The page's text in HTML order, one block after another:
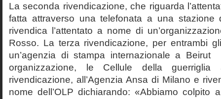
La seconda rivendicazione, che riguarda
fatta attraverso una telefonata a una stazione
rivendica l’attentato a nome di
Rosso. La terza rivendicazione, per entrambi
un’agenzia di stampa internazionale a Beirut
organizzazione, le Cellule della
rivendicazione, all’Agenzia Ansa di Milano e
nome dell’OLP dichiarando: «Abbiamo colpito